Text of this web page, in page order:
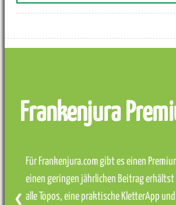
Frankenjura
Für Frankenjura.com gibt es einen
einen geringen jährlichen Beitrag
alle Topos, eine praktische KletterApp
❮